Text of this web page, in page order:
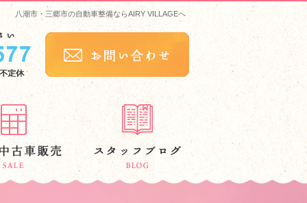
八潮市・三郷市の自動車整備ならAIRY VILLAGEへ